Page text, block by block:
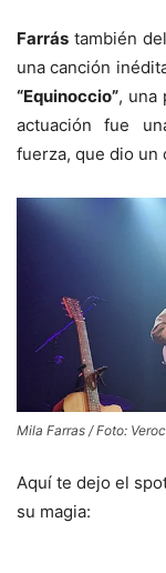
Farrás también
una canción
“Equinoccio”, una
actuación fue
fuerza, que dio un
Mila Farras / Foto:
Aquí te dejo el
su magia: